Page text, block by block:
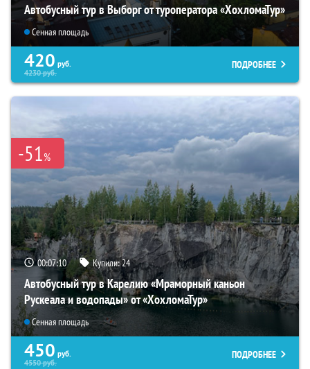
Автобусный тур в Выборг от туроператора «ХохломаТур»
Сенная площадь
420 руб.
4230руб.
ПОДРОБНЕЕ
-51%
00:07:08 Купили:24
Автобусный тур в Карелию «Мраморный каньон
Рускеала и водопады» от «ХохломаТур»
Сенная площадь
450 руб.
4550руб.
ПОДРОБНЕЕ